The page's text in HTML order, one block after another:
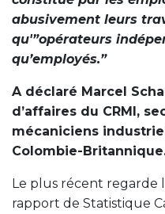
abusivement leurs
qu'”opérateurs
qu’employés.”
A déclaré Marcel
d’affaires du CRMI,
mécaniciens
Colombie-
Le plus récent regarde
rapport de Statistique